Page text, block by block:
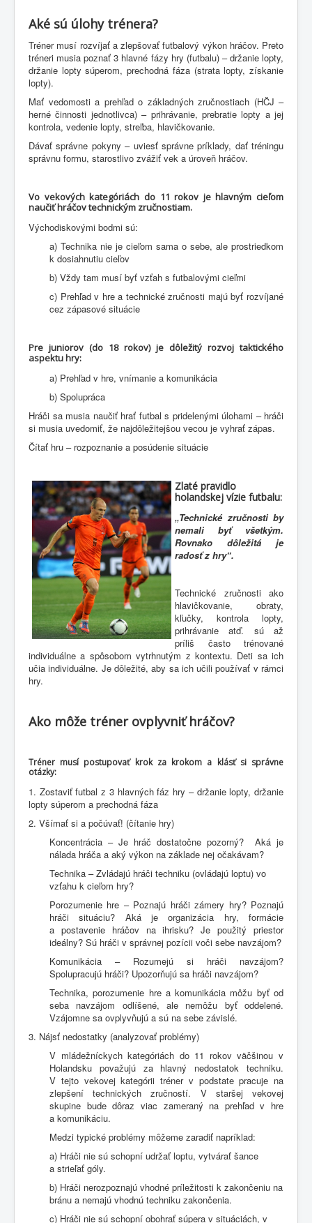
Aké sú úlohy trénera?
Tréner musí rozvíjať a zlepšovať futbalový výkon hráčov. Preto
tréneri musia poznať 3 hlavné fázy hry (futbalu) – držanie lopty,
držanie lopty súperom, prechodná fáza (strata lopty, získanie
lopty).
Mať vedomosti a prehľad o základných zručnostiach (HČJ –
herné činnosti jednotlivca) – prihrávanie, prebratie lopty a jej
kontrola, vedenie lopty, streľba, hlavičkovanie.
Dávať správne pokyny – uviesť správne príklady, dať tréningu
správnu formu, starostlivo zvážiť vek a úroveň hráčov.
Vo vekových kategóriách do 11 rokov je hlavným cieľom
naučiť hráčov technickým zručnostiam.
Východiskovými bodmi sú:
a) Technika nie je cieľom sama o sebe, ale prostriedkom
k dosiahnutiu cieľov
b) Vždy tam musí byť vzťah s futbalovými cieľmi
c) Prehľad v hre a technické zručnosti majú byť rozvíjané
cez zápasové situácie
Pre juniorov (do 18 rokov) je dôležitý rozvoj taktického
aspektu hry:
a) Prehľad v hre, vnímanie a komunikácia
b) Spolupráca
Hráči sa musia naučiť hrať futbal s pridelenými úlohami – hráči
si musia uvedomiť, že najdôležitejšou vecou je vyhrať zápas.
Čítať hru – rozpoznanie a posúdenie situácie
Zlaté pravidlo
holandskej vízie futbalu:
„Technické zručnosti by
nemali byť všetkým.
Rovnako dôležitá je
radosť z hry“.
Technické zručnosti ako
hlavičkovanie, obraty,
kľučky, kontrola lopty,
prihrávanie atď. sú až
príliš často trénované
individuálne a spôsobom vytrhnutým z kontextu. Deti sa ich
učia individuálne. Je dôležité, aby sa ich učili používať v rámci
hry.
Ako môže tréner ovplyvniť hráčov?
Tréner musí postupovať krok za krokom a klásť si správne
otázky:
1. Zostaviť futbal z 3 hlavných fáz hry – držanie lopty, držanie
lopty súperom a prechodná fáza
2. Všímať si a počúvať! (čítanie hry)
Koncentrácia – Je hráč dostatočne pozorný? Aká je
nálada hráča a aký výkon na základe nej očakávam?
Technika – Zvládajú hráči techniku (ovládajú loptu) vo
vzťahu k cieľom hry?
Porozumenie hre – Poznajú hráči zámery hry? Poznajú
hráči situáciu? Aká je organizácia hry, formácie
a postavenie hráčov na ihrisku? Je použitý priestor
ideálny? Sú hráči v správnej pozícii voči sebe navzájom?
Komunikácia – Rozumejú si hráči navzájom?
Spolupracujú hráči? Upozorňujú sa hráči navzájom?
Technika, porozumenie hre a komunikácia môžu byť od
seba navzájom odlíšené, ale nemôžu byť oddelené.
Vzájomne sa ovplyvňujú a sú na sebe závislé.
3. Nájsť nedostatky (analyzovať problémy)
V mládežníckych kategóriách do 11 rokov väčšinou v
Holandsku považujú za hlavný nedostatok techniku.
V tejto vekovej kategórii tréner v podstate pracuje na
zlepšení technických zručností. V staršej vekovej
skupine bude dôraz viac zameraný na prehľad v hre
a komunikáciu.
Medzi typické problémy môžeme zaradiť napríklad:
a) Hráči nie sú schopní udržať loptu, vytvárať šance
a strieľať góly.
b) Hráči nerozpoznajú vhodné príležitosti k zakončeniu na
bránu a nemajú vhodnú techniku zakončenia.
c) Hráči nie sú schopní obohrať súpera v situáciách, v